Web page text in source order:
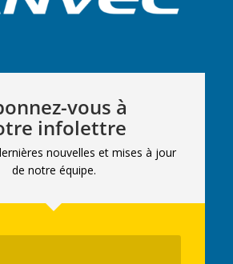
vous à
infolettre
nouvelles et mises à jour
de notre équipe.